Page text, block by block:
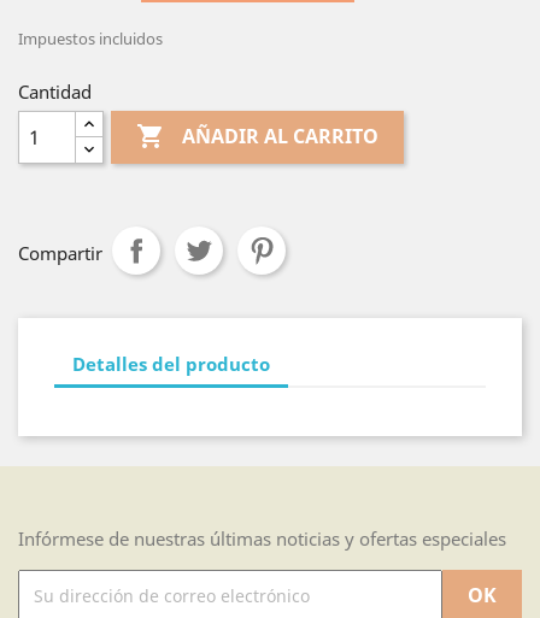
Impuestos incluidos
Cantidad
 AÑADIR AL CARRITO
Compartir
Detalles del producto
Infórmese de nuestras últimas noticias y ofertas especiales